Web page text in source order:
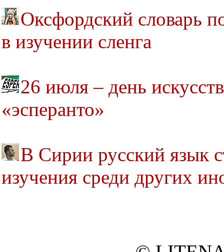
Оксфордский словарь
в изучении сленга
26 июля – день
«эсперанто»
В Сирии русский язык
изучения среди других